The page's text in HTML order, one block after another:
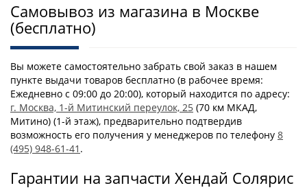
Самовывоз из магазина в Москве
(бесплатно)
Вы можете самостоятельно забрать свой заказ в нашем
пункте выдачи товаров бесплатно (в рабочее время:
Ежедневно с 09:00 до 20:00), который находится по адресу:
г. Москва, 1-й Митинский переулок, 25 (70 км МКАД,
Митино) (1-й этаж), предварительно подтвердив
возможность его получения у менеджеров по телефону 8
(495) 948-61-41 .
Гарантии на запчасти Хендай Солярис